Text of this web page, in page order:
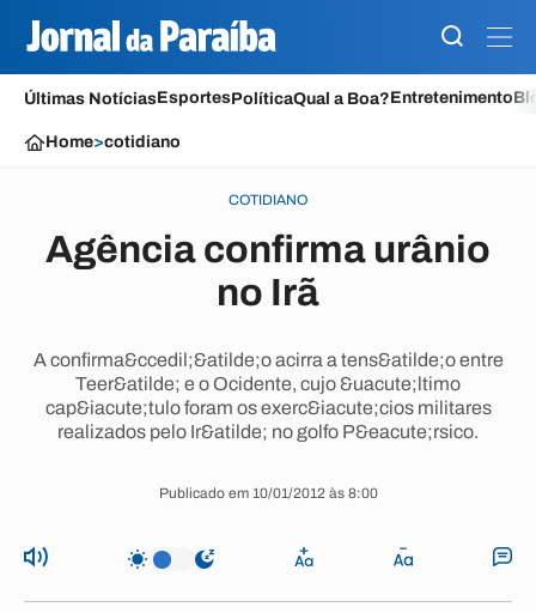
Últimas NotíciasEsportesPolíticaQual a Boa?Entretenimento
Home>cotidiano
COTIDIANO
Agência confirma urânio
no Irã
A confirma&ccedil;&atilde;o acirra a tens&atilde;o entre
Teer&atilde; e o Ocidente, cujo &uacute;ltimo
cap&iacute;tulo foram os exerc&iacute;cios militares
realizados pelo Ir&atilde; no golfo P&eacute;rsico.
Publicado em 10/01/2012 às 8:00